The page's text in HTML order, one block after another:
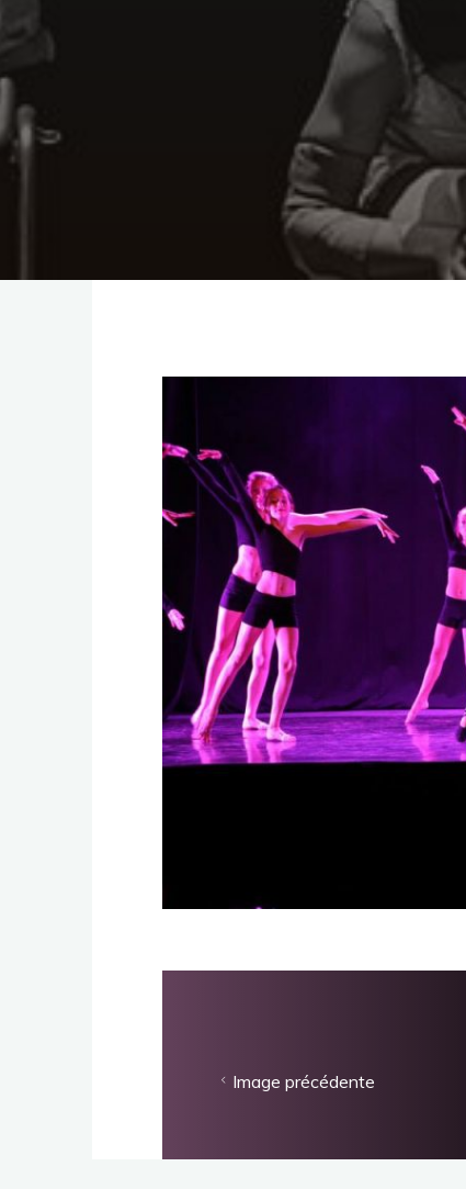
Image précédente